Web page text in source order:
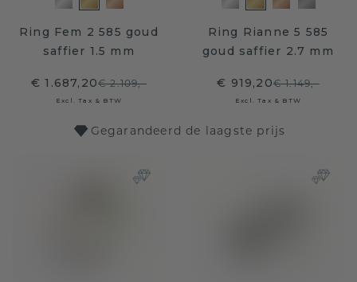
Ring Fem 2 585 goud
saffier 1.5 mm
€ 1.687,20€ 2.109,-
Excl. Tax & BTW
Ring Rianne 5 585
goud saffier 2.7 mm
€ 919,20€ 1.149,-
Excl. Tax & BTW
Gegarandeerd de laagste prijs